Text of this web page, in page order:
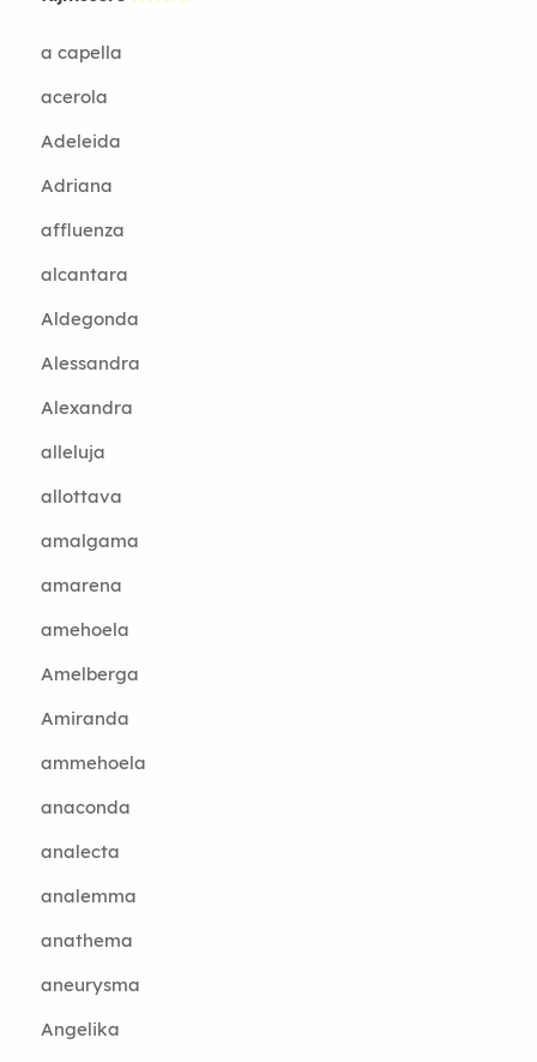
a capella
acerola
Adeleida
Adriana
affluenza
alcantara
Aldegonda
Alessandra
Alexandra
alleluja
allottava
amalgama
amarena
amehoela
Amelberga
Amiranda
ammehoela
anaconda
analecta
analemma
anathema
aneurysma
Angelika